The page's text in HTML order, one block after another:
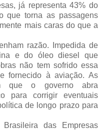
já representa 43% do
que torna as passagens
mais caras do que a
razão. Impedida de
e do óleo diesel que
não tem sofrido essa
fornecido à aviação. As
que o governo abra
para corrigir eventuais
de longo prazo para
das Empresas